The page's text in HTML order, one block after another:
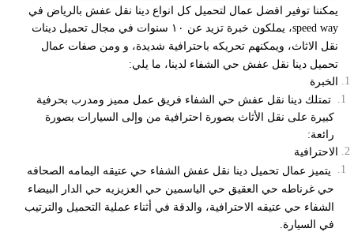
يمكننا توفير افضل عمال لتحميل كل انواع دينا نقل عفش بالرياض في
speed way، يملكون خبرة تزيد عن ١٠ سنوات في مجال تحميل دينات
نقل الاثاث، ويمكنهم تحريكه باحترافية شديدة، و ومن صفات عمال
تحميل دينا نقل عفش حي الشفاء لدينا، ما يلي:
الخبرة
تمتلك دينا نقل عفش حي الشفاء فريق عمل مميز ومدرب بحرفية
كبيرة على نقل الأثاث بصورة احترافية من وإلى السيارات بصورة
رائعة:
الاحترافية
يتميز عمال تحميل دينا نقل عفش الشفاء حي عتيقه اليمامه الصحافه
حي غرناطه حي العقيق حي الياسمين حي العزيزيه حي الدار البيضاء
الشفاء حي عتيقه الاحترافية، والدقة في أثناء عملية التحميل والترتيب
في السيارة.